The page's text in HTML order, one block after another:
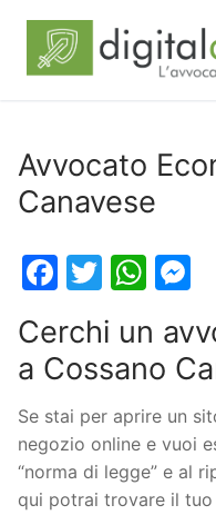
Avvocato
Canavese
Facebook
Twitter
Cerchi un
a Cossano
Se stai per aprire un
negozio online e vuoi
“norma di legge” e al
qui potrai trovare il